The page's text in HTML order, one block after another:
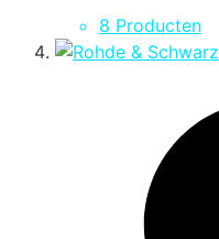
8 Producten